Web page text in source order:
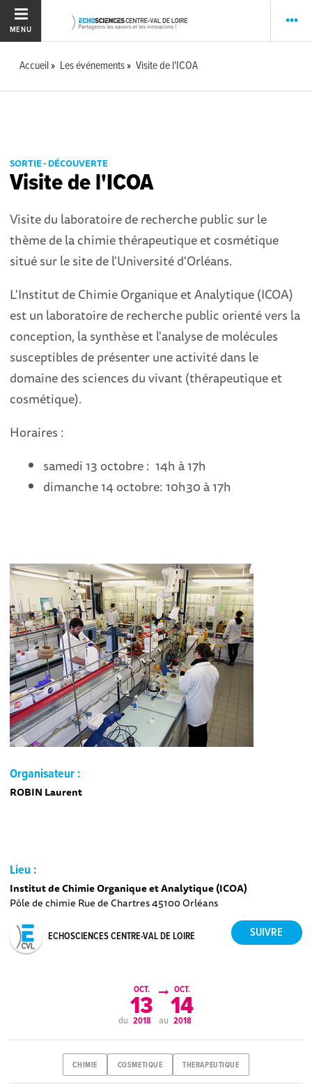
MENU
Accueil Les événements Visite de l'ICOA
SORTIE - DÉCOUVERTE
Visite de l'ICOA
Visite du laboratoire de recherche public sur le
thème de la chimie thérapeutique et cosmétique
situé sur le site de l'Université d'Orléans.
L'Institut de Chimie Organique et Analytique (ICOA)
est un laboratoire de recherche public orienté vers la
conception, la synthèse et l'analyse de molécules
susceptibles de présenter une activité dans le
domaine des sciences du vivant (thérapeutique et
cosmétique).
Horaires :
samedi 13 octobre :14h à 17h
dimanche 14 octobre:10h30 à 17h
Organisateur :
ROBIN Laurent
Lieu :
Institut de Chimie Organique et Analytique (ICOA)
Pôle de chimie Rue de Chartres 45100 Orléans
ECHOSCIENCES CENTRE-VAL DE LOIRE
du
OCT.
13
2018 au
OCT.
14
2018
CHIMIE COSMETIQUE THERAPEUTIQUE